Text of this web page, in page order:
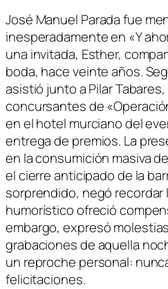
José Manuel Parada fue
inesperadamente en «Y
una invitada, Esther,
boda, hace veinte años.
asistió junto a Pilar
concursantes de
en el hotel murciano del
entrega de premios. La
en la consumición masiva
el cierre anticipado de la
sorprendido, negó
humorístico ofreció
embargo, expresó
grabaciones de aquella
un reproche personal:
felicitaciones.